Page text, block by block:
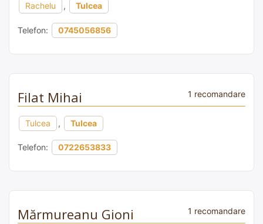
Rachelu , Tulcea
Telefon: 0745056856
Filat Mihai 1 recomandare
Tulcea , Tulcea
Telefon: 0722653833
Mărmureanu Gioni 1 recomandare